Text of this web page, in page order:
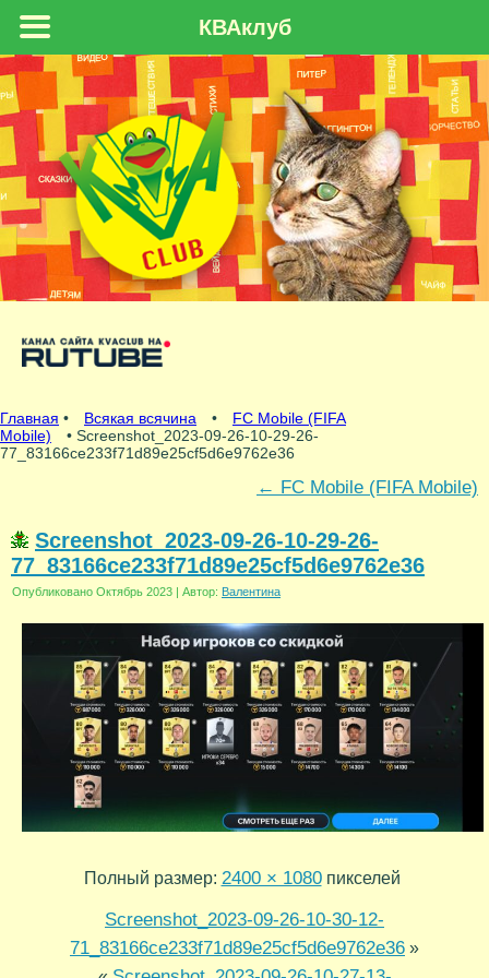
Главная • Всякая всячина •
FC Mobile (FIFA
Mobile)
• Screenshot_2023-09-26-10-29-26-
77_83166ce233f71d89e25cf5d6e9762e36
← FC Mobile (FIFA Mobile)
Screenshot_2023-09-26-10-29-26-
77_83166ce233f71d89e25cf5d6e9762e36
Опубликовано Октябрь 2023 | Автор: Валентина
Полный размер: 2400 × 1080пикселей
Screenshot_2023-09-26-10-30-12-
71_83166ce233f71d89e25cf5d6e9762e36 »
КВАклуб